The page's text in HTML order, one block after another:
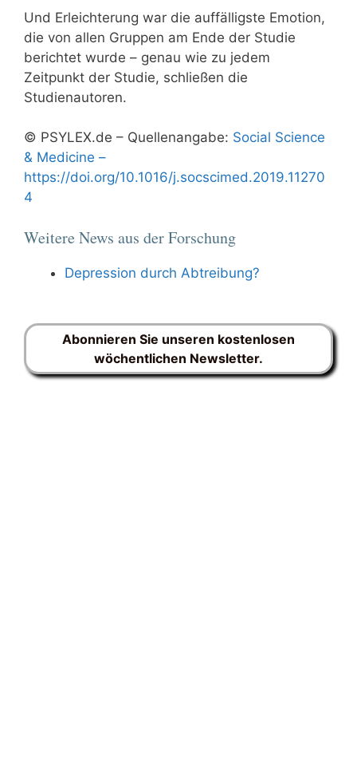
Und Erleichterung war die auffälligste Emotion,
die von allen Gruppen am Ende der Studie
berichtet wurde – genau wie zu jedem
Zeitpunkt der Studie, schließen die
Studienautoren.
© PSYLEX.de – Quellenangabe: Social Science
& Medicine –
https://doi.org/10.1016/j.socscimed.2019.11270
4
Weitere News aus der Forschung
Depression durch Abtreibung?
Abonnieren Sie unseren kostenlosen
wöchentlichen Newsletter.